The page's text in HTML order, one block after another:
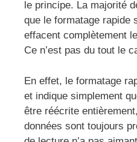
le principe. La majorité
que le formatage rapide
effacent complètement
Ce n’est pas du tout le
En effet, le formatage
et indique simplement
être réécrite
données sont toujours